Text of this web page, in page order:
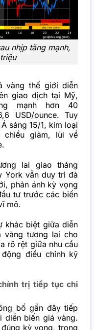
nhịp tăng mạnh,
vàng thế giới diễn
giao dịch tại Mỹ,
mạnh hơn 40
USD/ounce. Tuy
sáng 15/1, kim loại
chiều giảm, lùi về
lai giao tháng
York vẫn duy trì đà
phản ánh kỳ vọng
tư trước các biến
mô.
khác biệt giữa diễn
vàng tương lai cho
rõ rệt giữa nhu cầu
điều chỉnh kỹ
trị tiếp tục chi
bố gần đây tiếp
diễn biến giá vàng.
kỳ vọng, trong